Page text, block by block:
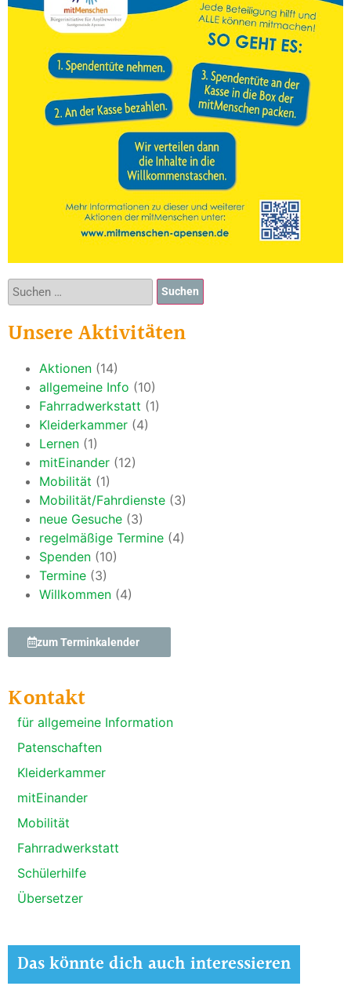
Unsere Aktivitäten
Aktionen (14)
allgemeine Info (10)
Fahrradwerkstatt (1)
Kleiderkammer (4)
Lernen (1)
mitEinander (12)
Mobilität (1)
Mobilität/Fahrdienste (3)
neue Gesuche (3)
regelmäßige Termine (4)
Spenden (10)
Termine (3)
Willkommen (4)
zum Terminkalender
Kontakt
für allgemeine Information
Patenschaften
Kleiderkammer
mitEinander
Mobilität
Fahrradwerkstatt
Schülerhilfe
Übersetzer
Das könnte dich auch interessieren